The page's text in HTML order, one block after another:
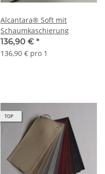
Alcantara® Soft mit
Schaumkaschierung
136,90 € *
136,90 € pro 1
TOP